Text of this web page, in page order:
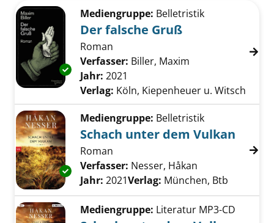
Zu den Suchfiltern springen
Exemplar-Details von Der falsche Gruß
Mediengruppe: Belletristik
Der falsche Gruß
Roman
Verfasser: Biller, Maxim
Jahr: 2021
Verlag: Köln, Kiepenheuer u. Witsch
Exemplar-Details von Schach unter dem
Mediengruppe: Belletristik
Schach unter dem Vulkan
Roman
Verfasser: Nesser, Håkan
Jahr: 2021Verlag: München, Btb
Mediengruppe: Literatur MP3-CD